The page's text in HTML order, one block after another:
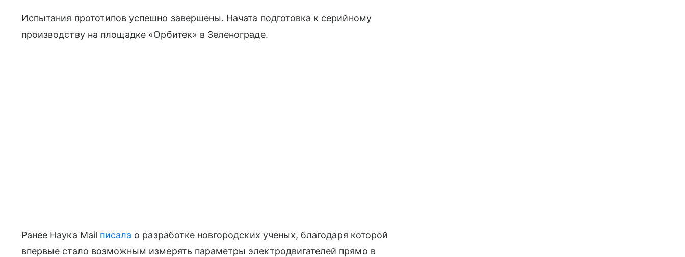
Испытания прототипов успешно завершены. Начата подготовка к серийному
производству на площадке «Орбитек» в Зеленограде.
Ранее Наука Mail писала о разработке новгородских ученых, благодаря которой
впервые стало возможным измерять параметры электродвигателей прямо в